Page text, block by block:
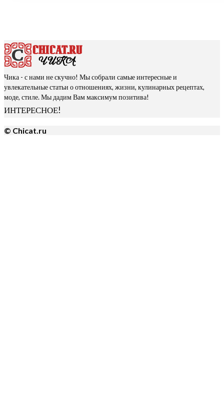
Чика - с нами не скучно! Мы собрали самые интересные и
увлекательные статьи о отношениях, жизни, кулинарных рецептах,
моде, стиле. Мы дадим Вам максимум позитива!
ИНТЕРЕСНОЕ!
© Chicat.ru